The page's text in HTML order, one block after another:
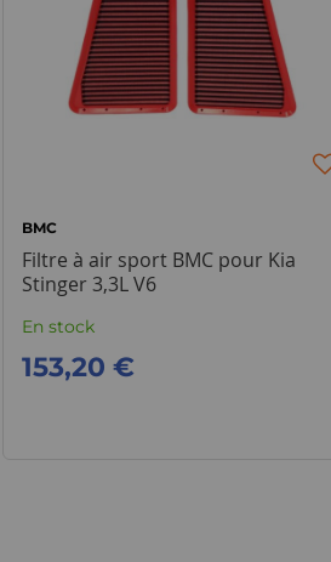
BMC
Filtre à air sport BMC pour Kia
Stinger 3,3L V6
En stock
153,20 €